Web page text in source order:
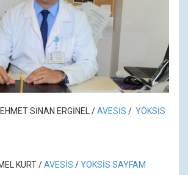
SİNAN ERGİNEL /AVESİS / YÖKSİS
KURT /AVESİS /YÖKSİS SAYFAM